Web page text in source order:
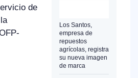
Los Santos,
empresa de
repuestos
agrícolas, registra
su nueva imagen
de marca
de